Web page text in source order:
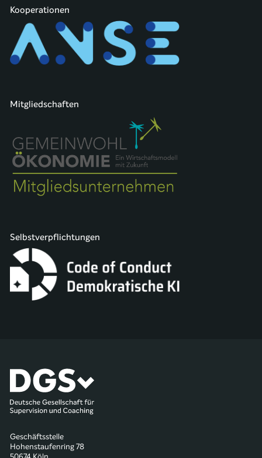
Kooperationen
Mitgliedschaften
Selbstverpflichtungen
Geschäftsstelle
Hohenstaufenring 78